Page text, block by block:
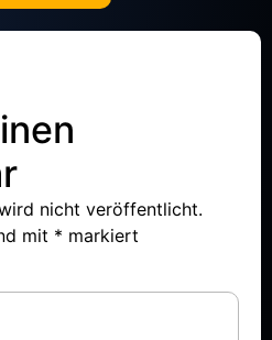
nicht veröffentlicht.
mit * markiert